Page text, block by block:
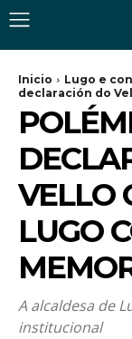
Inicio Lugo e
declaración do
VELLO
LUGO
A alcaldesa de
institucional